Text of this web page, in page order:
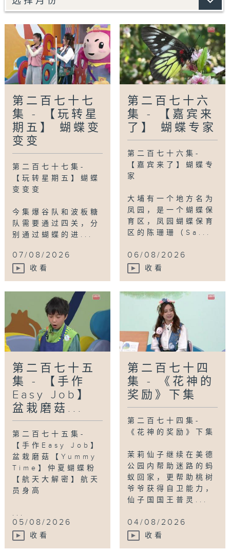
第二百七十七
集 - 【玩转星
期五】 蝴蝶变
变变
第二百七十七集-
【玩转星期五】蝴蝶
变变变
今集爆谷队和波板糖
队需要通过四关，分
别通过蝴蝶的进...
07/08/2026
收看
第二百七十六
集 - 【嘉宾来
了】 蝴蝶专家
第二百七十六集-
【嘉宾来了】蝴蝶专
家
大埔有一个地方名为
凤园，是一个蝴蝶保
育区，凤园蝴蝶保育
区的陈珊珊（Sa...
06/08/2026
收看
第二百七十五
集 - 【手作
Easy Job】
盆栽磨菇...
第二百七十五集-
【手作Easy Job】
盆栽磨菇【Yummy
Time】仲夏蝴蝶粉
【航天大解密】航天
员身高
...
05/08/2026
收看
第二百七十四
集 - 《花神的
奖励》下集
第二百七十四集-
《花神的奖励》下集
茉莉仙子继续在美德
公园内帮助迷路的蚂
蚁回家，更帮助桃树
爷爷获得自卫能力，
仙子国国王普灵...
04/08/2026
收看